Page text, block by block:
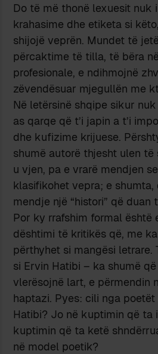
Do të më thonë lexuesit nuk
krahasime dhe etiketa si
shijojë veprën. Mundet të
përcaktime të tilla, të bëra
profesionale, e ndihmojnë
zëvendësuar mjegullën me
Në letërsinë shqipe sikur
as qarqe që t’i japin a t’i
dhe kufizime krijuese.
shumë autorë thjesht ulen të
u vjen, pa e vrarë mendjen
klasifikohet vepra; e shumta,
mendje një “histori” që duan
Por ky rrafshim formal është
dështimi të kritikës që, me
përthyhet si mangësi letrare.
si Ervin Hatibi – ka shumë
vlerësojnë lart, e përmendin
haptazi. Pyes: cili nga
Hatibi? Jo në kuptimin që ta
kuptimin që ta ketë
në model poetik?